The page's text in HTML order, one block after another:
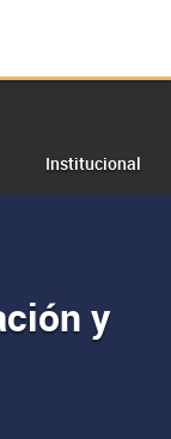
Institucional
y